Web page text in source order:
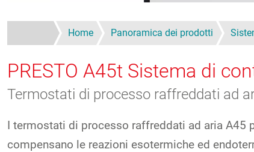
Home Panoramica dei prodotti
PRESTO A45t Sistema di
Termostati di processo raffreddati ad
I termostati di processo raffreddati ad aria A45
compensano le reazioni esotermiche ed